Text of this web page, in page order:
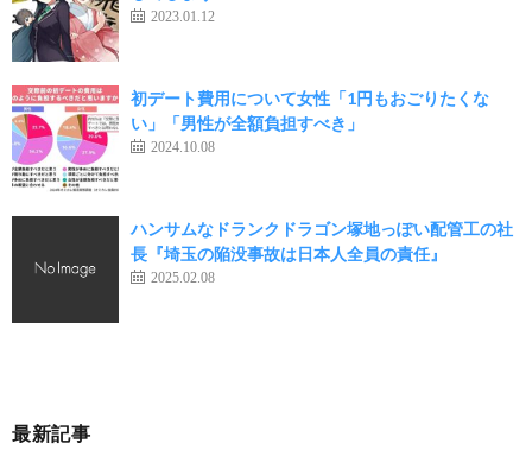
2023.01.12
初デート費用について女性「1円もおごりたくな
い」「男性が全額負担すべき」
2024.10.08
ハンサムなドランクドラゴン塚地っぽい配管工の社
長『埼玉の陥没事故は日本人全員の責任』
2025.02.08
最新記事